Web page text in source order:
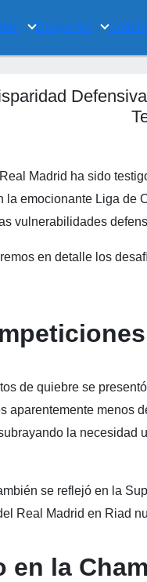
Desportes
Madrid ha sido
la emocionante Liga de
vulnerabilidades
en detalle los
de quiebre se
aparentemente menos
la necesidad
se reflejó en la
Real Madrid en Riad
en la